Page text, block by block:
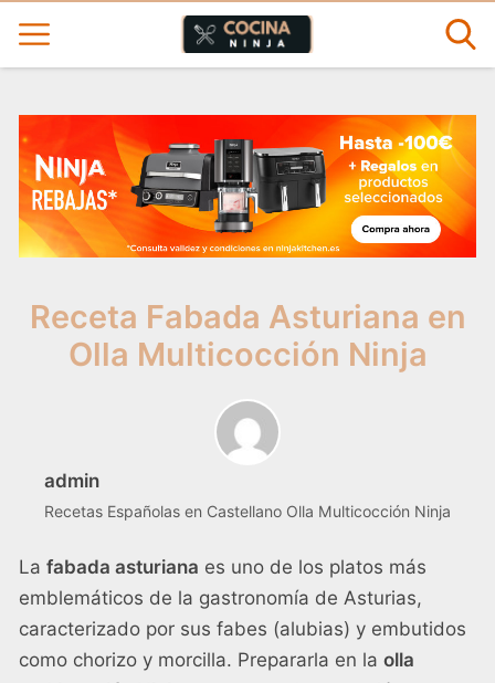
Receta Fabada Asturiana en
Olla Multicocción Ninja
admin
Recetas Españolas en Castellano Olla Multicocción Ninja
La fabada asturiana es uno de los platos más
emblemáticos de la gastronomía de Asturias,
caracterizado por sus fabes (alubias) y embutidos
como chorizo y morcilla. Prepararla en la olla